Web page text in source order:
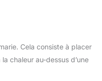
Cela consiste à placer
chaleur au-dessus d’une